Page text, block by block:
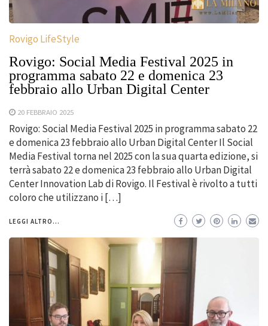
Rovigo LifeStyle
Rovigo: Social Media Festival 2025 in
programma sabato 22 e domenica 23
febbraio allo Urban Digital Center
20 FEBBRAIO 2025
Rovigo: Social Media Festival 2025 in programma sabato 22
e domenica 23 febbraio allo Urban Digital Center Il Social
Media Festival torna nel 2025 con la sua quarta edizione, si
terrà sabato 22 e domenica 23 febbraio allo Urban Digital
Center Innovation Lab di Rovigo. Il Festival è rivolto a tutti
coloro che utilizzano i […]
LEGGI ALTRO...